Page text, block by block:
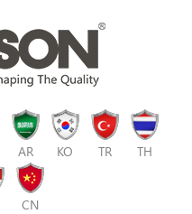
AR KO TR TH
CN